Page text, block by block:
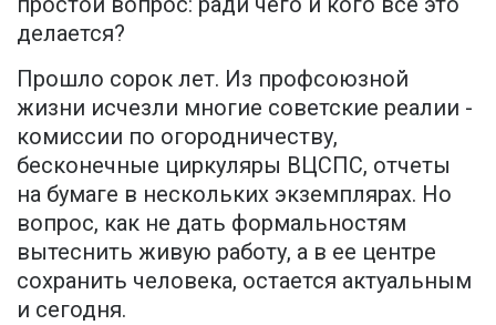
делается?
Прошло сорок лет. Из профсоюзной
жизни исчезли многие советские реалии -
комиссии по огородничеству,
бесконечные циркуляры ВЦСПС, отчеты
на бумаге в нескольких экземплярах. Но
вопрос, как не дать формальностям
вытеснить живую работу, а в ее центре
сохранить человека, остается актуальным
и сегодня.